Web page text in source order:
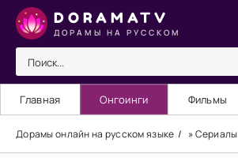
DORAMATV
ДОРАМЫ НА РУССКОМ
Главная Онгоинги Фильмы
Дорамы онлайн на русском языке »Сериалы